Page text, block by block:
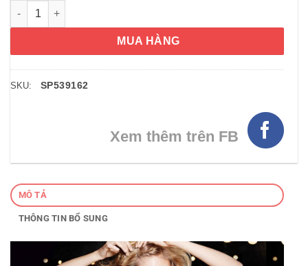
Combo Gội và Xả TRESemme Biotin Repair 700ml số lượng
MUA HÀNG
SKU: SP539162
Xem thêm trên FB
MÔ TẢ
THÔNG TIN BỔ SUNG